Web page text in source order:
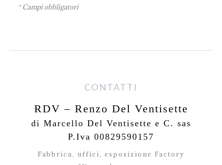
* Campi obbligatori
CONTATTI
RDV – Renzo Del Ventisette
di Marcello Del Ventisette e C. sas
P.Iva 00829590157
Fabbrica, uffici, esposizione Factory